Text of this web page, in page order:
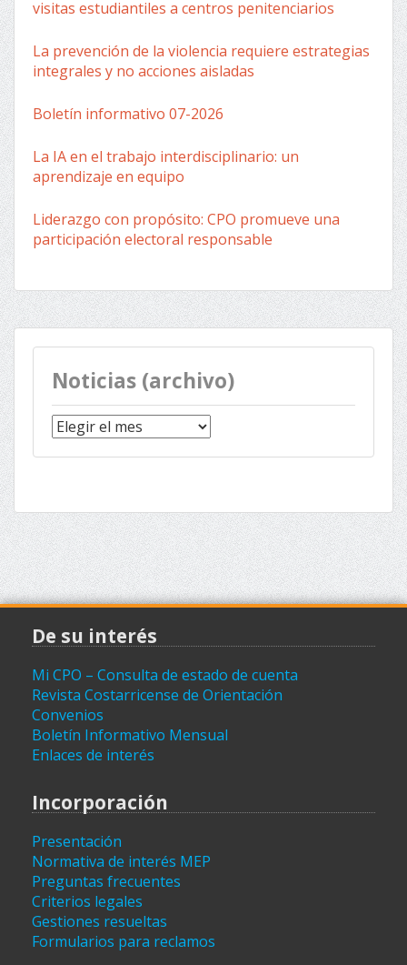
visitas estudiantiles a centros penitenciarios
La prevención de la violencia requiere estrategias
integrales y no acciones aisladas
Boletín informativo 07-2026
La IA en el trabajo interdisciplinario: un
aprendizaje en equipo
Liderazgo con propósito: CPO promueve una
participación electoral responsable
Noticias (archivo)
Noticias
(archivo)
De su interés
Mi CPO – Consulta de estado de cuenta
Revista Costarricense de Orientación
Convenios
Boletín Informativo Mensual
Enlaces de interés
Incorporación
Presentación
Normativa de interés MEP
Preguntas frecuentes
Criterios legales
Gestiones resueltas
Formularios para reclamos